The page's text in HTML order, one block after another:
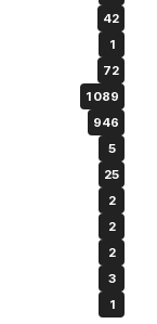
42
1
72
1 089
946
5
25
2
2
2
3
1